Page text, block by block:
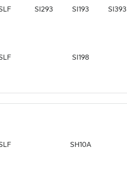
SI293 SI193 SI393
SI198
SH10A